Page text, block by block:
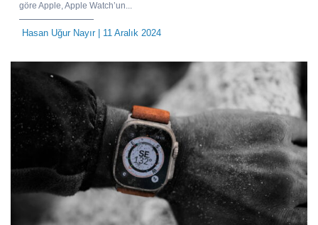
göre Apple, Apple Watch’un...
Hasan Uğur Nayır| 11 Aralık 2024